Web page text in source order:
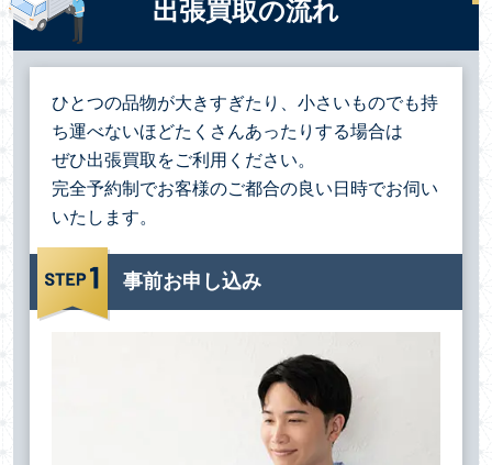
出張買取の流れ
ひとつの品物が大きすぎたり、小さいものでも持
ち運べないほどたくさんあったりする場合は
ぜひ出張買取をご利用ください。
完全予約制でお客様のご都合の良い日時でお伺い
いたします。
事前お申し込み